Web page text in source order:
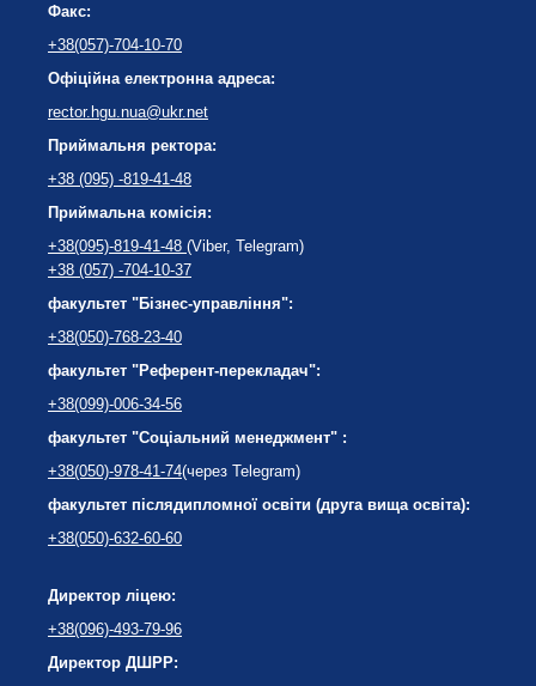
Факс:
+38(057)-704-10-70
Офіційна електронна адреса:
rector.hgu.nua@ukr.net
Приймальня ректора:
+38 (095) -819-41-48
Приймальна комісія:
+38(095)-819-41-48 (Viber, Telegram)
+38 (057) -704-10-37
факультет "Бізнес-управління":
+38(050)-768-23-40
факультет "Референт-перекладач":
+38(099)-006-34-56
факультет "Соціальний менеджмент" :
+38(050)-978-41-74(через Telegram)
факультет післядипломної освіти (друга вища освіта):
+38(050)-632-60-60
Директор ліцею:
+38(096)-493-79-96
Директор ДШРР: